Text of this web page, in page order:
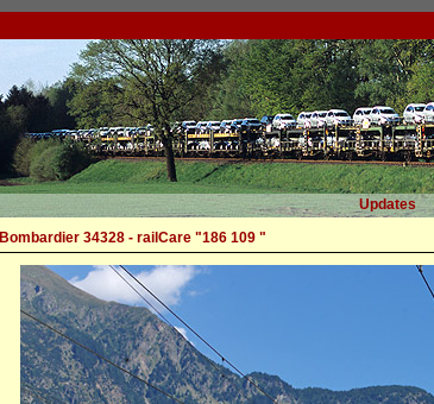
Updates
Bombardier 34328 - railCare "186 109 "